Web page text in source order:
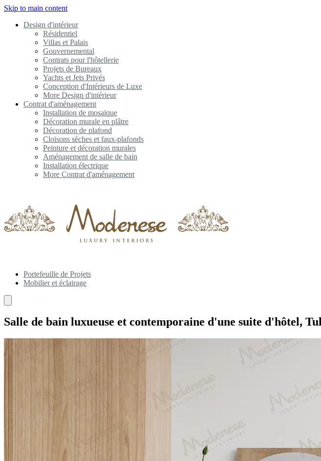
Skip to main content
Design d'intérieur
Résidentiel
Villas et Palais
Gouvernemental
Contrats pour l'hôtellerie
Projets de Bureaux
Yachts et Jets Privés
Conception d'Intérieurs de Luxe
More Design d'intérieur
Contrat d'aménagement
Installation de mosaïque
Décoration murale en plâtre
Décoration de plafond
Cloisons sèches et faux-plafonds
Peinture et décoration murales
Aménagement de salle de bain
Installation électrique
More Contrat d'aménagement
Portefeuille de Projets
Mobilier et éclairage
Salle de bain luxueuse et contemporaine d'une suite d'hôtel,